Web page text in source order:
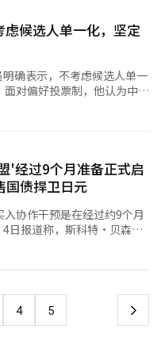
了9%和13%的ASP增长，
是Vivo在主要厂商中ASP的
，销售下降未能得到遏制。
组合重心转向高端，以改善
。由于AI内存供应不足和零
制造商的价格上涨和高端战
因素，预计下半年智能手机
为使命的公共机构并不多
。” ◆ “不是宣
将自己在民
施建
地方走访时，听到最多的一
善，住宿设施才会建
过去年的1894万的年记
有可能的。”他密切关注入
班座位供应量、邮轮入境等
。最大的困扰是“首都圈集
问题是，低价产品的收益往
拔了50名参与者组成的“网络
的接待情况。检查结果将反
已连续32个月下降，期间
的店铺减少也十分明显。阿
盟店从2022年的522家减少
。同一时期，Innisfree的
下，在线化
布的《2026年6月在线购物
交易额达4.1577万亿韩元，
万亿韩元，占在线化
量从2021年的1,265家增
减少至1,367家，但仍比2021
与在线商城的联动，提供商
务，逐渐成为化妆品流通平
创的门店数量从2021年的
年达到1,519家，2024年
家。大型化妆品公司和
品，使其成为消费者轻松试
牌的在线日均交易额比之前
度交易额也比去年同期增长
虑候选人单一化，坚定
确表示，不考虑候选人单一
对偏好投票制，他认为中途
自治团体和执政党领导的经
将适用偏好投票制。党员
第一轮投票没有候选人获得
将其获得的第二名票重新分
“如果不坚持到底，反而
坚持完成选举是合理的。
和民主党代表的经历是与其
表示：“执政党的代表不
确传达民意，补充总统的不
选人中，能够最好地履行这
支持政府的成功，这些经验
'经过9个月准备正式启
债捍卫日元
协作干预是在经过约9个月
4日报道称，斯科特·贝森特
提出了美元融资的方式。这
预的资金。 日本政府
汇率一度降至155.20日元
元价值最高的水平。因此，
4 5 下